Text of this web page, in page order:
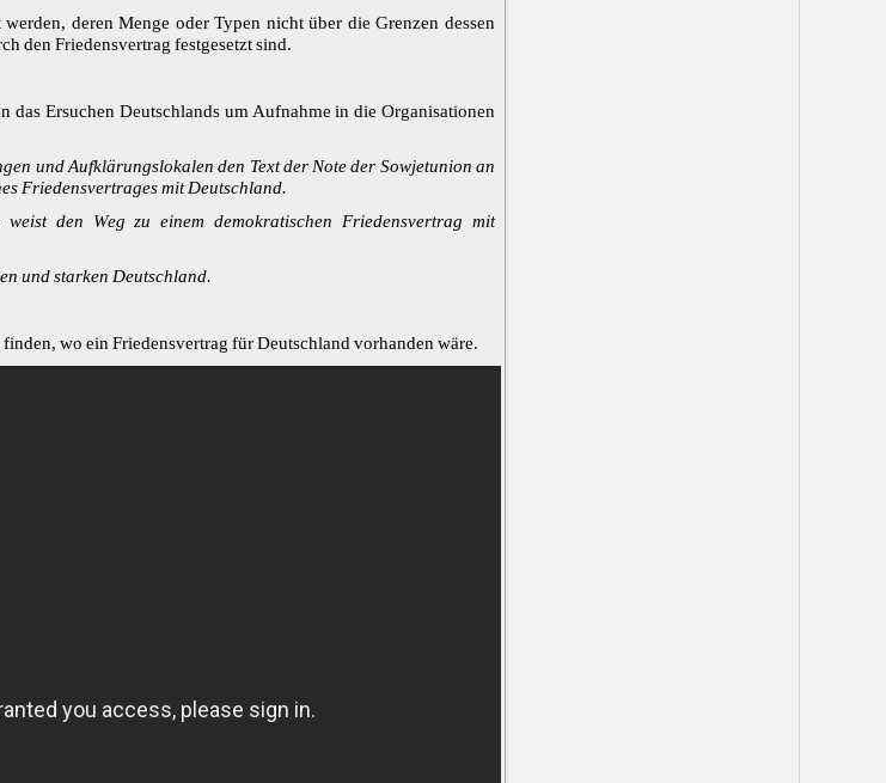
deren Menge oder Typen nicht über die Grenzen dessen
den Friedensvertrag festgesetzt sind.
das Ersuchen Deutschlands um Aufnahme in die Organisationen
und Aufklärungslokalen den Text der Note der Sowjetunion an
Friedensvertrages mit Deutschland.
den Weg zu einem demokratischen Friedensvertrag mit
und starken Deutschland.
wo ein Friedensvertrag für Deutschland vorhanden wäre.